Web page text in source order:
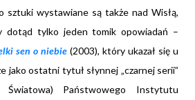
sztuki wystawiane są także nad Wisłą,
dotąd tylko jeden tomik opowiadań –
sen o niebie (2003), który ukazał się u
jako ostatni tytuł słynnej „czarnej serii”
Światowa) Państwowego Instytutu